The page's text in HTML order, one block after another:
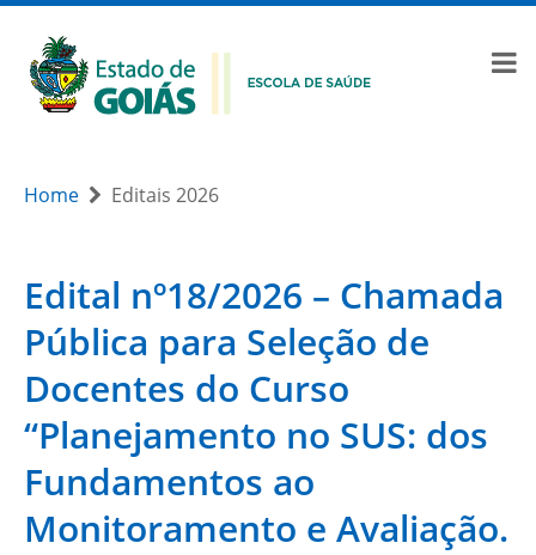
Home Editais 2026
Edital nº18/2026 – Chamada
Pública para Seleção de
Docentes do Curso
“Planejamento no SUS: dos
Fundamentos ao
Monitoramento e Avaliação.